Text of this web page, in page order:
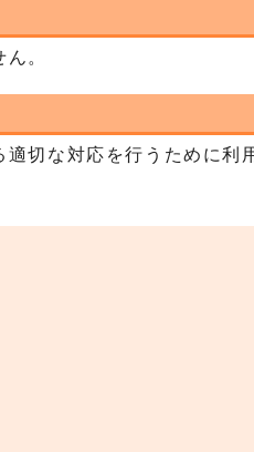
。
切な対応を行うために利